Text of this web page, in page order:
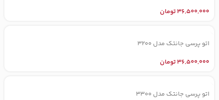
36,500,000تومان
اتو پرسی جانتک مدل 3200
36,500,000تومان
اتو پرسی جانتک مدل 3300